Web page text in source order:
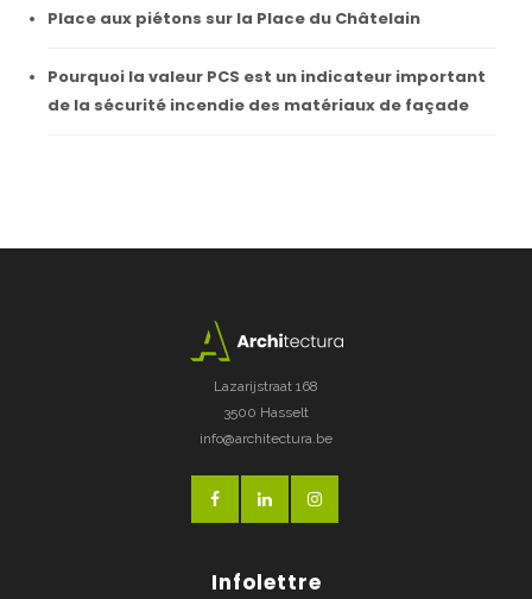
Place aux piétons sur la Place du Châtelain
Pourquoi la valeur PCS est un indicateur important
de la sécurité incendie des matériaux de façade
Lazarijstraat 168
3500 Hasselt
info@architectura.be
Infolettre